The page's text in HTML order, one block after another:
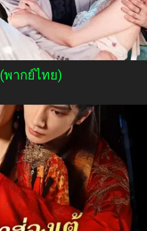
(พากย์ไทย)